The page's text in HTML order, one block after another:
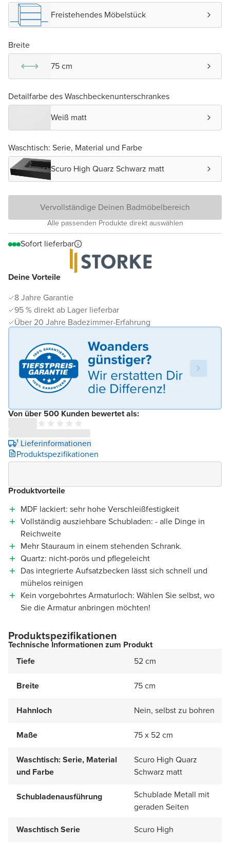
Deine Vorteile
8 Jahre Garantie
95 % direkt ab Lager lieferbar
Über 20 Jahre Badezimmer-Erfahrung
Von über 500 Kunden bewertet als:
¹ Lieferinformationen
Produktspezifikationen
Freistehendes Möbelstück
Breite
75 cm
Detailfarbe des Waschbeckenunterschrankes
Weiß matt
Waschtisch: Serie, Material und Farbe
Scuro High Quarz Schwarz matt
Vervollständige Deinen Badmöbelbereich
Alle passenden Produkte direkt auswählen
Sofort lieferbar
Produktvorteile
MDF lackiert: sehr hohe Verschleißfestigkeit
Vollständig ausziehbare Schubladen: - alle Dinge in
Reichweite
Mehr Stauraum in einem stehenden Schrank.
Quartz: nicht-porös und pflegeleicht
Das integrierte Aufsatzbecken lässt sich schnell und
mühelos reinigen
Kein vorgebohrtes Armaturloch: Wählen Sie selbst, wo
Sie die Armatur anbringen möchten!
Produktspezifikationen
Technische Informationen zum Produkt
Tiefe
52 cm
Breite 75 cm
Hahnloch Nein, selbst zu bohren
Maße 75 x 52 cm
Waschtisch: Serie, Material
und Farbe
Scuro High Quarz
Schwarz matt
Schubladenausführung
Schublade Metall mit
geraden Seiten
Waschtisch Serie
Scuro High